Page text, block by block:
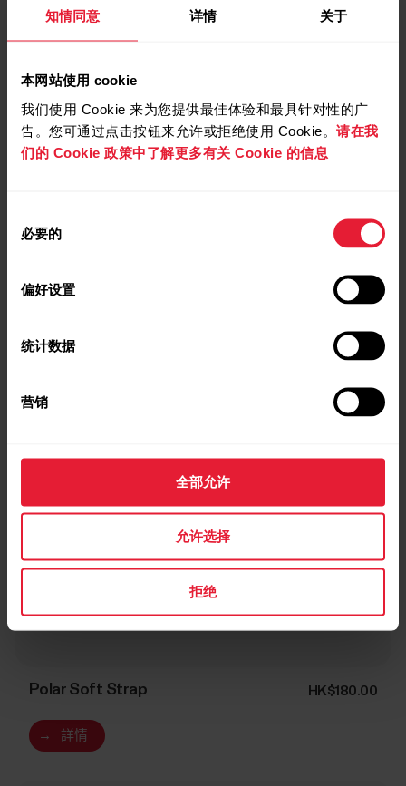
知情同意 详情 关于
本网站使用 cookie
我们使用 Cookie 来为您提供最佳体验和最具针对性的广
告。您可通过点击按钮来允许或拒绝使用 Cookie。 请在我
们的 Cookie 政策中了解更多有关 Cookie 的信息
必要的
偏好设置
统计数据
营销
全部允许
允许选择
拒绝
Polar Soft Strap HK$180.00
→ 詳情